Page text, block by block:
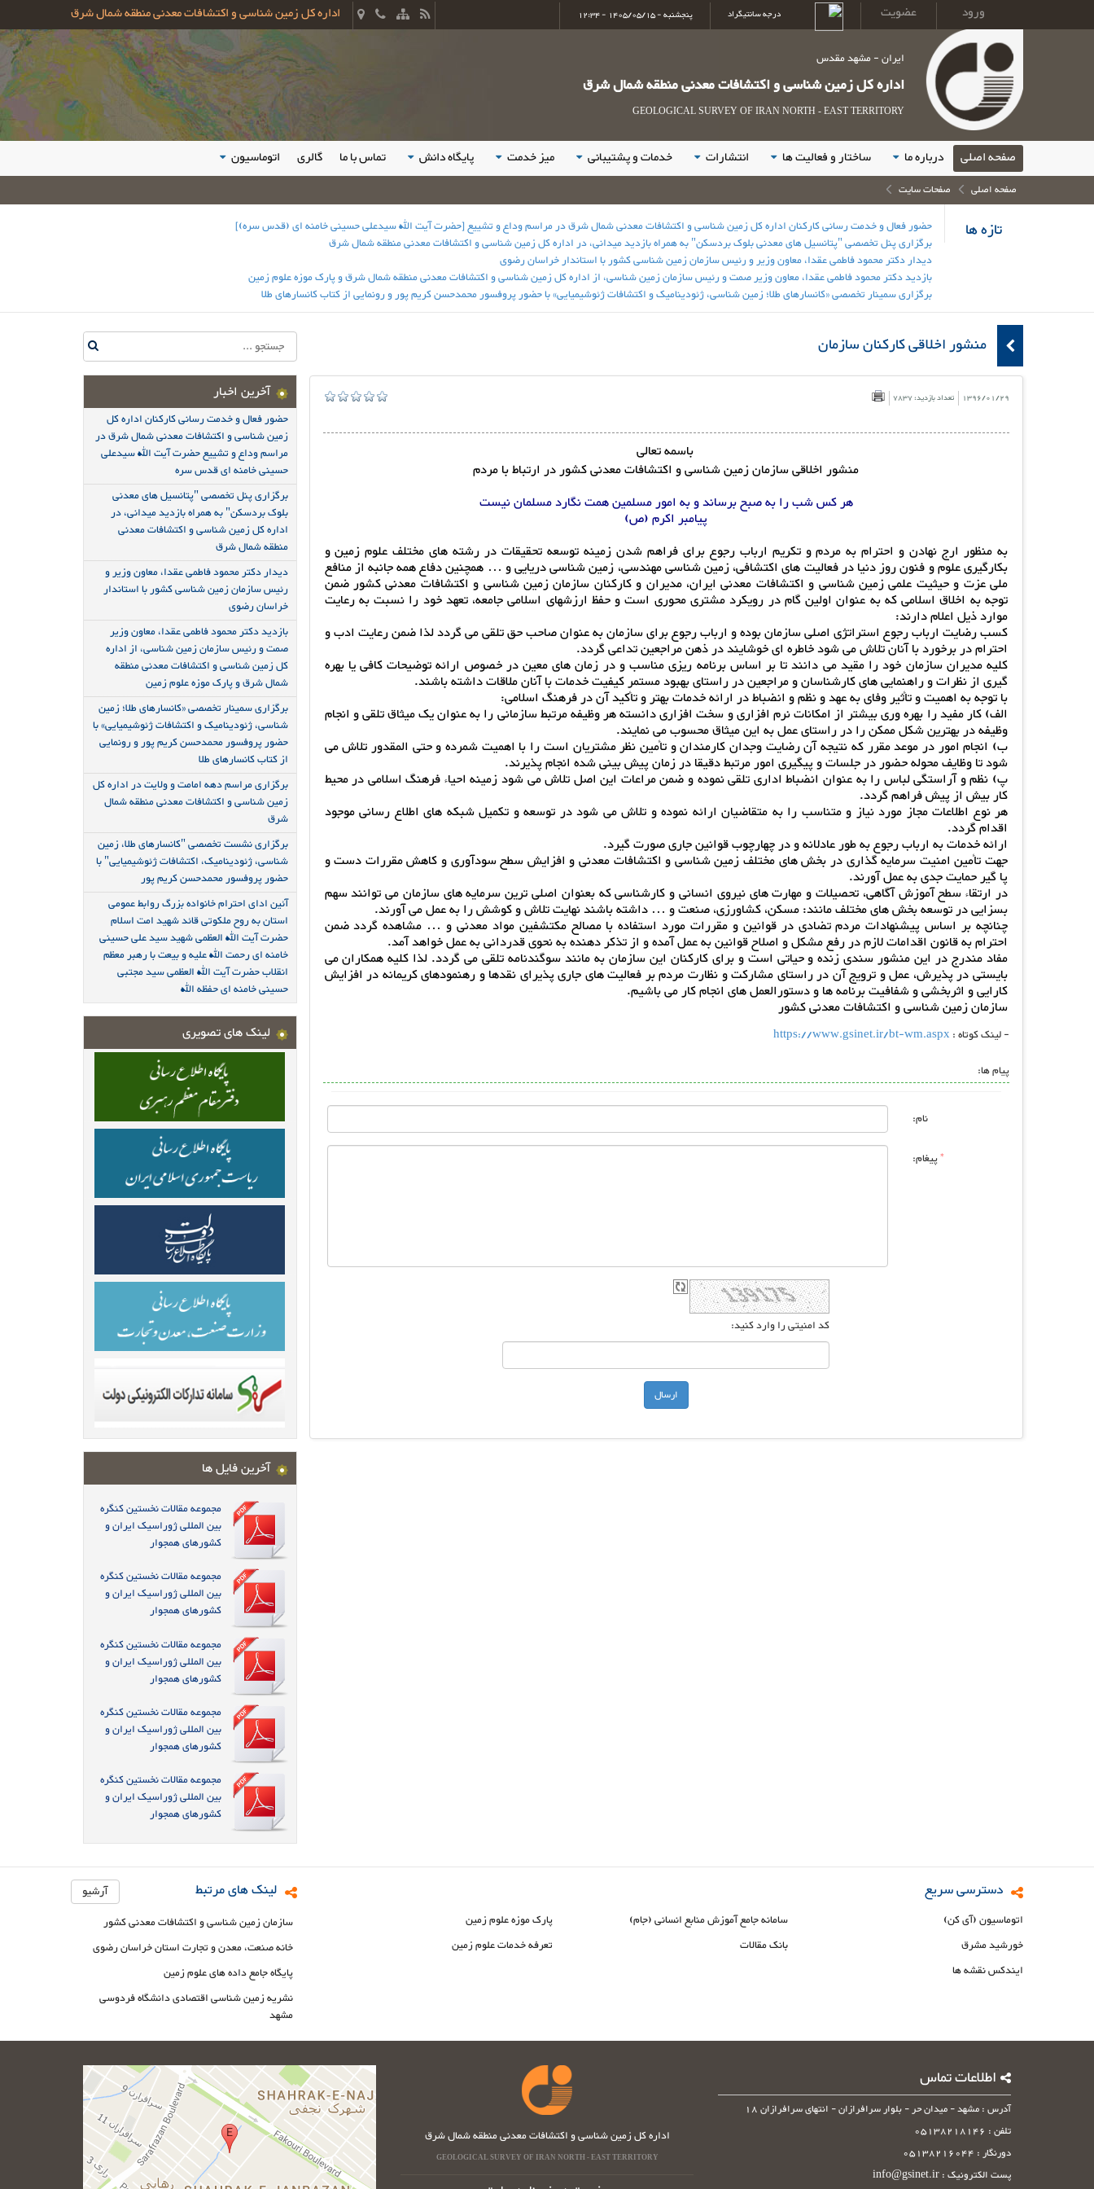
ورود عضویت درجه سانتیگراد پنجشنبه - 1405/05/15 - 12:34 اداره کل زمین شناسی و اکتشافات معدنی منطقه شمال شرق
ایران - مشهد مقدس
اداره کل زمین شناسی و اکتشافات معدنی منطقه شمال شرق
GEOLOGICAL SURVEY OF IRAN NORTH - EAST TERRITORY
صفحه اصلی درباره ما ساختار و فعالیت ها انتشارات خدمات و پشتیبانی میز خدمت پایگاه دانش تماس با ما گالری اتوماسیون
صفحه اصلی صفحات سایت
تازه ها
حضور فعال و خدمت رسانی کارکنان اداره کل زمین شناسی و اکتشافات معدنی شمال شرق در مراسم وداع و تشییع [حضرت آیت الله سیدعلی حسینی خامنه ای (قدس سره)]
برگزاری پنل تخصصی "پتانسیل های معدنی بلوک بردسکن" به همراه بازدید میدانی، در اداره کل زمین شناسی و اکتشافات معدنی منطقه شمال شرق
دیدار دکتر محمود فاطمی عقدا، معاون وزیر و رئیس سازمان زمین شناسی کشور با استاندار خراسان رضوی
بازدید دکتر محمود فاطمی عقدا، معاون وزیر صمت و رئیس سازمان زمین شناسی، از اداره کل زمین شناسی و اکتشافات معدنی منطقه شمال شرق و پارک موزه علوم زمین
برگزاری سمینار تخصصی «کانسارهای طلا؛ زمین شناسی، ژئودینامیک و اکتشافات ژئوشیمیایی» با حضور پروفسور محمدحسن کریم پور و رونمایی از کتاب کانسارهای طلا
منشور اخلاقی کارکنان سازمان
1396/01/29 تعداد بازدید: 7837
باسمه تعالی
منشور اخلاقی سازمان زمین شناسی و اکتشافات معدنی کشور در ارتباط با مردم
هر کس شب را به صبح برساند و به امور مسلمین همت نگارد مسلمان نیست
پیامبر اکرم (ص)
به منظور ارج نهادن و احترام به مردم و تکریم ارباب رجوع برای فراهم شدن زمینه توسعه تحقیقات در رشته های مختلف علوم زمین و
بکارگیری علوم و فنون روز دنیا در فعالیت های اکتشافی، زمین شناسی مهندسی، زمین شناسی دریایی و … همچنین دفاع همه جانبه از منافع
ملی عزت و حیثیت علمی زمین شناسی و اکتشافات معدنی ایران، مدیران و کارکنان سازمان زمین شناسی و اکتشافات معدنی کشور ضمن
توجه به اخلاق اسلامی که به عنوان اولین گام در رویکرد مشتری محوری است و حفظ ارزشهای اسلامی جامعه، تعهد خود را نسبت به رعایت
موارد ذیل اعلام دارند:
کسب رضایت ارباب رجوع استراتژی اصلی سازمان بوده و ارباب رجوع برای سازمان به عنوان صاحب حق تلقی می گردد لذا ضمن رعایت ادب و
احترام در برخورد با آنان تلاش می شود خاطره ای خوشایند در ذهن مراجعین تداعی گردد.
کلیه مدیران سازمان خود را مقید می دانند تا بر اساس برنامه ریزی مناسب و در زمان های معین در خصوص ارائه توضیحات کافی یا بهره
گیری از نظرات و راهنمایی های کارشناسان و مراجعین در راستای بهبود مستمر کیفیت خدمات با آنان ملاقات داشته باشند.
با توجه به اهمیت و تأثیر وفای به عهد و نظم و انضباط در ارائه خدمات بهتر و تأکید آن در فرهنگ اسلامی:
الف) کار مفید را بهره وری بیشتر از امکانات نرم افزاری و سخت افزاری دانسته هر وظیفه مرتبط سازمانی را به عنوان یک میثاق تلقی و انجام
وظیفه در بهترین شکل ممکن را در راستای عمل به این میثاق محسوب می نمایند.
ب) انجام امور در موعد مقرر که نتیجه آن رضایت وجدان کارمندان و تأمین نظر مشتریان است را با اهمیت شمرده و حتی المقدور تلاش می
شود تا وظایف محوله حضور در جلسات و پیگیری امور مرتبط دقیقا در زمان پیش بینی شده انجام پذیرند.
پ) نظم و آراستگی لباس را به عنوان انضباط اداری تلقی نموده و ضمن مراعات این اصل تلاش می شود زمینه احیاء فرهنگ اسلامی در محیط
کار بیش از پیش فراهم گردد.
هر نوع اطلاعات مجاز مورد نیاز و متناسب را به متقاضیان ارائه نموده و تلاش می شود در توسعه و تکمیل شبکه های اطلاع رسانی موجود
اقدام گردد.
ارائه خدمات به ارباب رجوع به طور عادلانه و در چهارچوب قوانین جاری صورت گیرد.
جهت تأمین امنیت سرمایه گذاری در بخش های مختلف زمین شناسی و اکتشافات معدنی و افزایش سطح سودآوری و کاهش مقررات دست و
پا گیر حمایت جدی به عمل آورند.
در ارتقاء سطح آموزش آگاهی، تحصیلات و مهارت های نیروی انسانی و کارشناسی که بعنوان اصلی ترین سرمایه های سازمان می توانند سهم
بسزایی در توسعه بخش های مختلف مانند: مسکن، کشاورزی، صنعت و … داشته باشند نهایت تلاش و کوشش را به عمل می آورند.
چنانچه بر اساس پیشنهادات مردم تضادی در قوانین و مقررات مورد استفاده با مصالح مکتشفین مواد معدنی و … مشاهده گردد ضمن
احترام به قانون اقدامات لازم در رفع مشکل و اصلاح قوانین به عمل آمده و از تذکر دهنده به نحوی قدردانی به عمل خواهد آمد.
مفاد مندرج در این منشور سندی زنده و حیاتی است و برای کارکنان این سازمان به مانند سوگندنامه تلقی می گردد. لذا کلیه همکاران می
بایستی در پذیرش، عمل و ترویج آن در راستای مشارکت و نظارت مردم بر فعالیت های جاری پذیرای نقدها و رهنمودهای کریمانه در افزایش
کارایی و اثربخشی و شفافیت برنامه ها و دستورالعمل های انجام کار می باشیم.
سازمان زمین شناسی و اکتشافات معدنی کشور
- لینک کوتاه : https://www.gsinet.ir/bt-wm.aspx
پیام ها:
نام:
*پیغام:
کد امنیتی را وارد کنید:
آخرین اخبار
حضور فعال و خدمت رسانی کارکنان اداره کل
زمین شناسی و اکتشافات معدنی شمال شرق در
مراسم وداع و تشییع حضرت آیت الله سیدعلی
حسینی خامنه ای قدس سره
برگزاری پنل تخصصی "پتانسیل های معدنی
بلوک بردسکن" به همراه بازدید میدانی، در
اداره کل زمین شناسی و اکتشافات معدنی
منطقه شمال شرق
دیدار دکتر محمود فاطمی عقدا، معاون وزیر و
رئیس سازمان زمین شناسی کشور با استاندار
خراسان رضوی
بازدید دکتر محمود فاطمی عقدا، معاون وزیر
صمت و رئیس سازمان زمین شناسی، از اداره
کل زمین شناسی و اکتشافات معدنی منطقه
شمال شرق و پارک موزه علوم زمین
برگزاری سمینار تخصصی «کانسارهای طلا؛ زمین
شناسی، ژئودینامیک و اکتشافات ژئوشیمیایی» با
حضور پروفسور محمدحسن کریم پور و رونمایی
از کتاب کانسارهای طلا
برگزاری مراسم دهه امامت و ولایت در اداره کل
زمین شناسی و اکتشافات معدنی منطقه شمال
شرق
برگزاری نشست تخصصی "کانسارهای طلا، زمین
شناسی، ژئودینامیک، اکتشافات ژئوشیمیایی" با
حضور پروفسور محمدحسن کریم پور
آئین ادای احترام خانواده بزرگ روابط عمومی
استان به روح ملکوتی قائد شهید امت اسلام
حضرت آیت الله العظمی شهید سید علی حسینی
خامنه ای رحمت الله علیه و بیعت با رهبر معظم
انقلاب حضرت آیت الله العظمی سید مجتبی
حسینی خامنه ای حفظه الله
لینک های تصویری
آخرین فایل ها
مجموعه مقالات نخستین کنگره
بین المللی ژوراسیک ایران و
کشورهای همجوار
مجموعه مقالات نخستین کنگره
بین المللی ژوراسیک ایران و
کشورهای همجوار
مجموعه مقالات نخستین کنگره
بین المللی ژوراسیک ایران و
کشورهای همجوار
مجموعه مقالات نخستین کنگره
بین المللی ژوراسیک ایران و
کشورهای همجوار
مجموعه مقالات نخستین کنگره
بین المللی ژوراسیک ایران و
کشورهای همجوار
دسترسی سریع
اتوماسیون (آی کن) سامانه جامع آموزش منابع انسانی (جام)
پارک موزه علوم زمین
خورشید مشرق
بانک مقالات
تعرفه خدمات علوم زمین
ایندکس نقشه ها
لینک های مرتبط آرشیو
سازمان زمین شناسی و اکتشافات معدنی کشور
خانه صنعت، معدن و تجارت استان خراسان رضوی
پایگاه جامع داده های علوم زمین
نشریه زمین شناسی اقتصادی دانشگاه فردوسی
مشهد
اطلاعات تماس
آدرس : مشهد - میدان حر - بلوار سرافرازان - انتهای سرافرازان 18
تلفن : 05138218146
دورنگار : 05138216044
پست الکترونیک : info@gsinet.ir
اداره کل زمین شناسی و اکتشافات معدنی منطقه شمال شرق
GEOLOGICAL SURVEY OF IRAN NORTH - EAST TERRITORY